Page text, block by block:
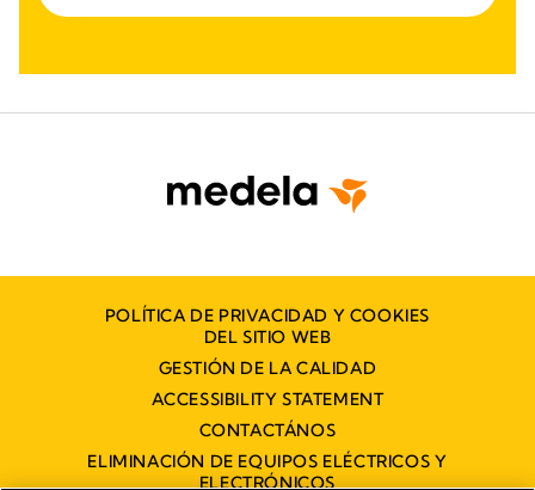
POLÍTICA DE PRIVACIDAD Y COOKIES
DEL SITIO WEB
GESTIÓN DE LA CALIDAD
ACCESSIBILITY STATEMENT
CONTACTÁNOS
ELIMINACIÓN DE EQUIPOS ELÉCTRICOS Y
ELECTRÓNICOS